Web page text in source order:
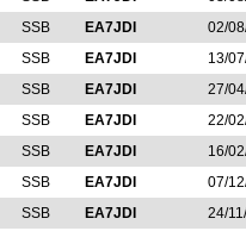
SSB EA7JDI
02/
SSB EA7JDI
13/
SSB EA7JDI
27/
SSB EA7JDI
22/
SSB EA7JDI
16/
SSB EA7JDI
07/
SSB EA7JDI
24/